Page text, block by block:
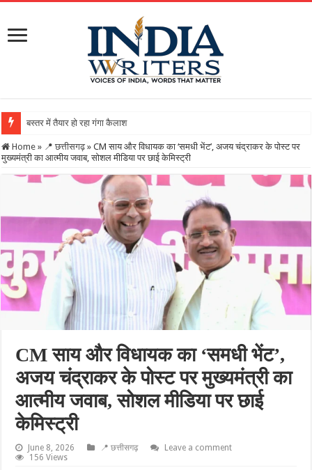
बस्तर में तैयार हो रहा गंगा कैलाशनाथ चतुर्मुख शिवालय : महाशिवरात
Home » 📍 छत्तीसगढ़ » CM साय और विधायक का ‘समधी भेंट’, अजय चंद्राकर के पोस्ट पर
मुख्यमंत्री का आत्मीय जवाब, सोशल मीडिया पर छाई केमिस्ट्री
CM साय और विधायक का ‘समधी भेंट’,
अजय चंद्राकर के पोस्ट पर मुख्यमंत्री का
आत्मीय जवाब, सोशल मीडिया पर छाई
केमिस्ट्री
June 8, 2026 📍 छत्तीसगढ़
Leave a comment
156 Views